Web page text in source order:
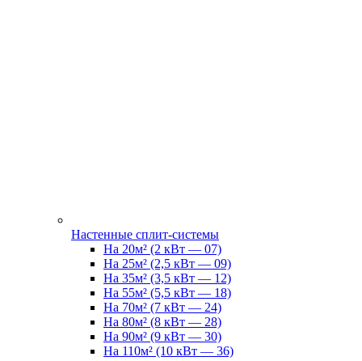
Настенные сплит-системы
На 20м² (2 кВт — 07)
На 25м² (2,5 кВт — 09)
На 35м² (3,5 кВт — 12)
На 55м² (5,5 кВт — 18)
На 70м² (7 кВт — 24)
На 80м² (8 кВт — 28)
На 90м² (9 кВт — 30)
На 110м² (10 кВт — 36)